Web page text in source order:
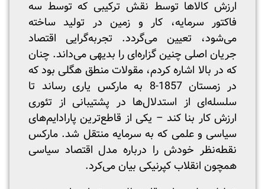
ارزش کالاها توسط نقش ترکیبی که توسط سه
فاکتور سرمایه، کار و زمین در تولید ساخته
می‌شود، تعیین می‌گردد. تجربه‌گرایی اقتصاد
جریان اصلی چنین گزاره‌ای را بدیهی می‌داند. چنان
که در بالا اشاره کردم، مقولات منطق هگلی بود که
در زمستان 1857-8 به مارکس یاری رساند تا
سلسله‌ای از استدلال‌ها در پشتیبانی از تئوری
ارزش کار بنا کند – یکی از قاطع‌ترین پارادایم‌های
سیاسی و علمی که به سرمایه منتقل شد. مارکس
نقطه‌نظر خودش را درباره مدل اقتصاد سیاسی
همچون انقلاب کپرنیکی بیان می‌کرد.